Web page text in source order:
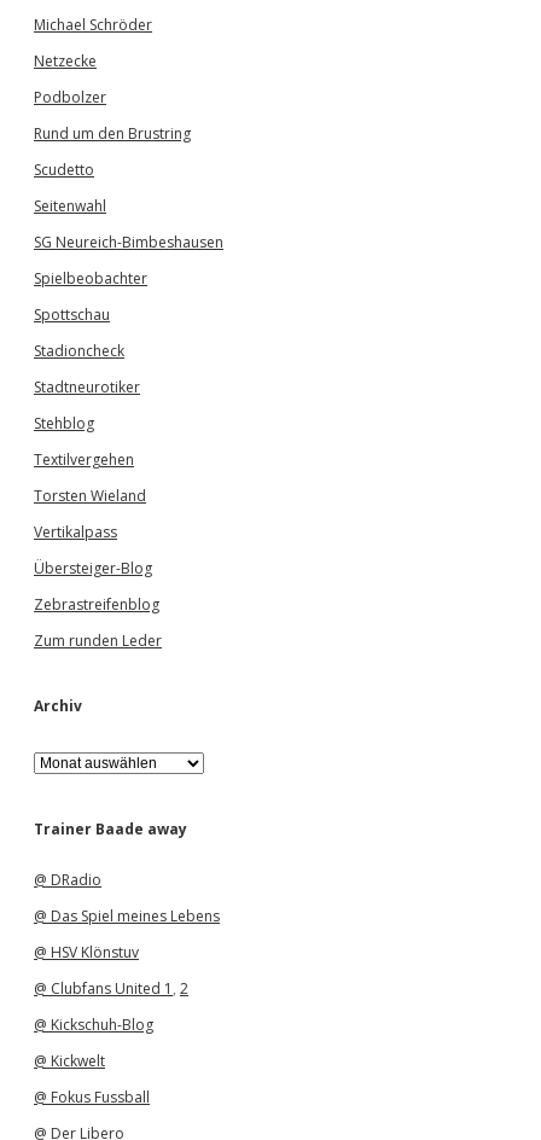
Michael Schröder
Netzecke
Podbolzer
Rund um den Brustring
Scudetto
Seitenwahl
SG Neureich-Bimbeshausen
Spielbeobachter
Spottschau
Stadioncheck
Stadtneurotiker
Stehblog
Textilvergehen
Torsten Wieland
Vertikalpass
Übersteiger-Blog
Zebrastreifenblog
Zum runden Leder
Archiv
A
r
h
Trainer Baade away
@ DRadio
@ Das Spiel meines Lebens
@ HSV Klönstuv
@ Clubfans United 1 , 2
@ Kickschuh-Blog
@ Kickwelt
@ Fokus Fussball
@ Der Libero